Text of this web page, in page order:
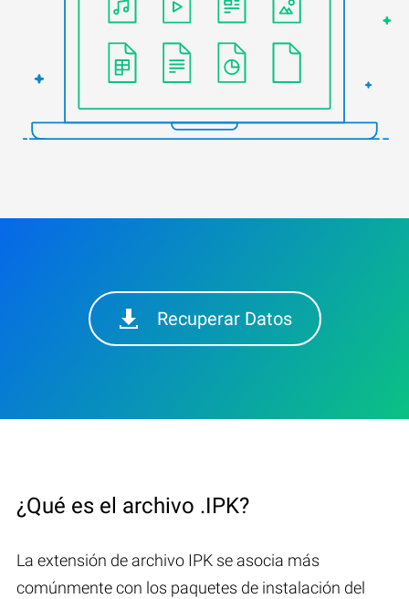
Recuperar Datos
¿Qué es el archivo .IPK?
La extensión de archivo IPK se asocia más
comúnmente con los paquetes de instalación del